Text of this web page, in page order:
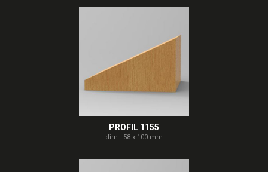
PROFIL 1155
dim : 58 x 100 mm